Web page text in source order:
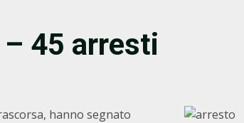
45 arresti
hanno segnato